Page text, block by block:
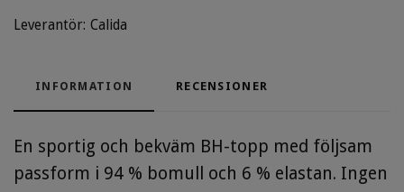
Leverantör: Calida
INFORMATION RECENSIONER
En sportig och bekväm BH-topp med följsam
passform i 94 % bomull och 6 % elastan. Ingen